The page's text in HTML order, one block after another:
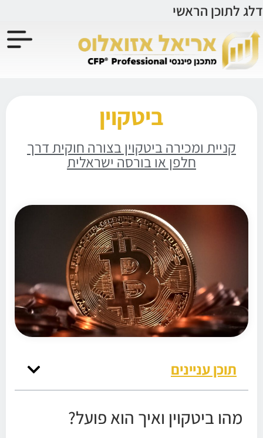
לתוכן
דלג לתוכן הראשי
ביטקוין
קניית ומכירה ביטקוין בצורה חוקית דרך
חלפן או בורסה ישראלית
תוכן עניינים
מהו ביטקוין ואיך הוא פועל?